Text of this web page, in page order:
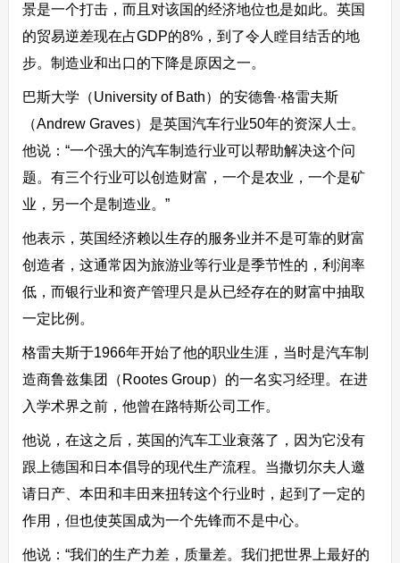
景是一个打击，而且对该国的经济地位也是如此。英国
的贸易逆差现在占GDP的8%，到了令人瞠目结舌的地
步。制造业和出口的下降是原因之一。
巴斯大学（University of Bath）的安德鲁·格雷夫斯
（Andrew Graves）是英国汽车行业50年的资深人士。
他说：“一个强大的汽车制造行业可以帮助解决这个问
题。有三个行业可以创造财富，一个是农业，一个是矿
业，另一个是制造业。”
他表示，英国经济赖以生存的服务业并不是可靠的财富
创造者，这通常因为旅游业等行业是季节性的，利润率
低，而银行业和资产管理只是从已经存在的财富中抽取
一定比例。
格雷夫斯于1966年开始了他的职业生涯，当时是汽车制
造商鲁兹集团（Rootes Group）的一名实习经理。在进
入学术界之前，他曾在路特斯公司工作。
他说，在这之后，英国的汽车工业衰落了，因为它没有
跟上德国和日本倡导的现代生产流程。当撒切尔夫人邀
请日产、本田和丰田来扭转这个行业时，起到了一定的
作用，但也使英国成为一个先锋而不是中心。
他说：“我们的生产力差，质量差。我们把世界上最好的